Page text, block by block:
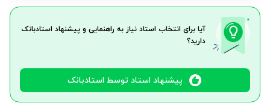
آیا برای انتخاب استاد نیاز به راهنمایی و پیشنهاد استادبانک
دارید؟
پیشنهاد استاد توسط استادبانک